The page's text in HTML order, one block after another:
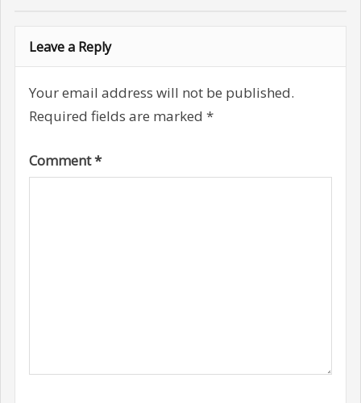
Leave a Reply
Your email address will not be published.
Required fields are marked *
Comment*